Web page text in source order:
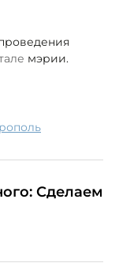
мэрии.
Сделаем